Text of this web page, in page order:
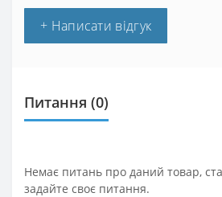
+ Написати відгук
Питання (0)
Немає питань про даний товар,
задайте своє питання.